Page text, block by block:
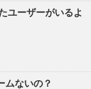
ユーザーがいるよ
ムないの？